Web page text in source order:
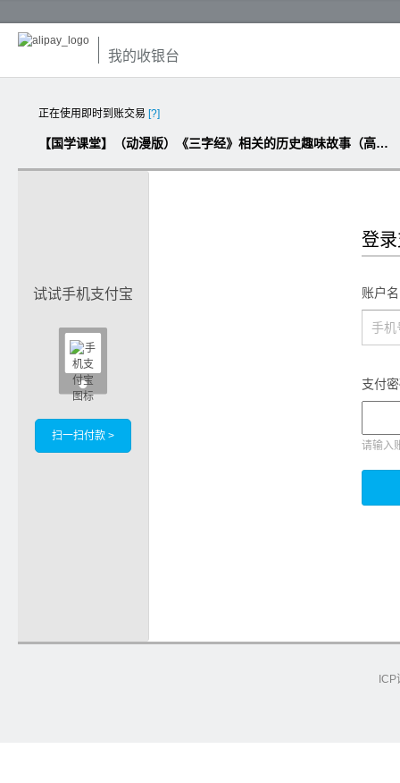
我的收银台
正在使用即时到账交易 [?]
【国学课堂】（动漫版）《三字经》相关的历史趣味故事（高清MP4版，20部）
试试手机支付宝

扫一扫付款 >
登
账户
支付
请输入